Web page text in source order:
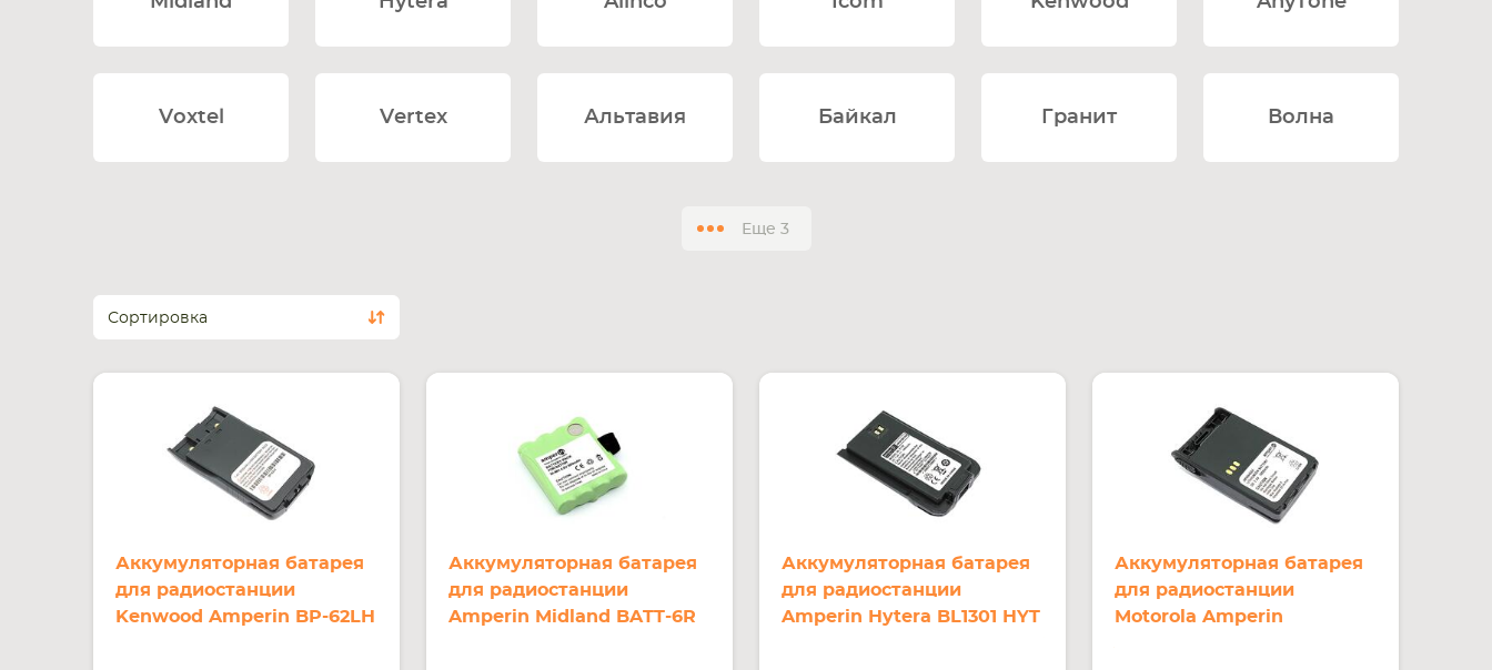
Voxtel Vertex Альтавия Байкал Гранит Волна
Еще 3
Сортировка
Аккумуляторная батарея
для радиостанции
Kenwood Amperin BP-62LH
Аккумуляторная батарея
для радиостанции
Amperin Midland BATT-6R
Аккумуляторная батарея
для радиостанции
Amperin Hytera BL1301 HYT
Аккумуляторная батарея
для радиостанции
Motorola Amperin